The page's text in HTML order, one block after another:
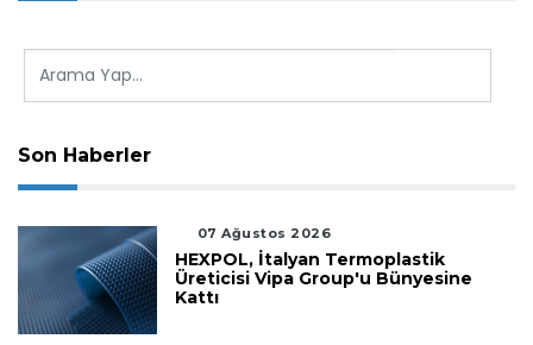
Son Haberler
07 Ağustos 2026
HEXPOL, İtalyan Termoplastik
Üreticisi Vipa Group'u Bünyesine
Kattı